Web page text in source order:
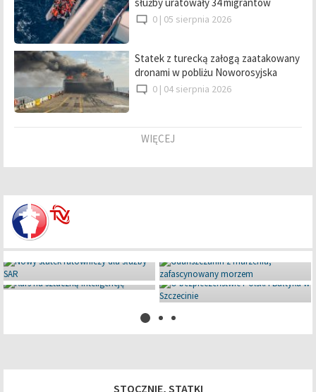
0 | 05 sierpnia 2026
Statek z turecką załogą zaatakowany
dronami w pobliżu Noworosyjska
0 | 04 sierpnia 2026
WIĘCEJ
Miniaturowe giganty pod Iławą
08 lipca 2026
STOCZNIE, STATKI